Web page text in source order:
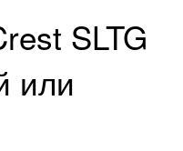
SLTG
или